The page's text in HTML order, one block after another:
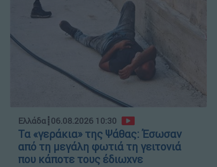
Ελλάδα┋06.08.2026 10:30
Τα «γεράκια» της Ψάθας: Έσωσαν
από τη μεγάλη φωτιά τη γειτονιά
που κάποτε τους έδιωχνε